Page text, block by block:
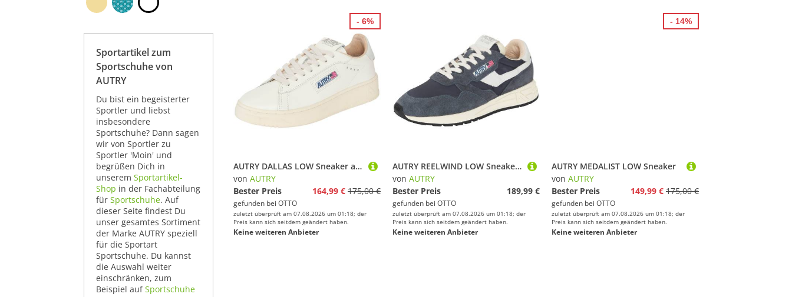
Sportartikel zum
Sportschuhe von
AUTRY
Du bist ein begeisterter
Sportler und liebst
insbesondere
Sportschuhe? Dann sagen
wir von Sportler zu
Sportler 'Moin' und
begrüßen Dich in
unserem Sportartikel-
Shop in der Fachabteilung
für Sportschuhe. Auf
dieser Seite findest Du
unser gesamtes Sortiment
der Marke AUTRY speziell
für die Sportart
Sportschuhe. Du kannst
die Auswahl weiter
einschränken, zum
Beispiel aufSportschuhe
AUTRY DALLAS LOW Sneaker aus Leder
von AUTRY
Bester Preis
164,99 € 175,00 €
gefunden bei OTTO
zuletzt überprüft am 07.08.2026 um 01:18; der
Preis kann sich seitdem geändert haben.
Keine weiteren Anbieter
- 6%
AUTRY REELWIND LOW Sneaker aus Leder
von AUTRY
Bester Preis
189,99 €
gefunden bei OTTO
zuletzt überprüft am 07.08.2026 um 01:18; der
Preis kann sich seitdem geändert haben.
Keine weiteren Anbieter
AUTRY MEDALIST LOW Sneaker
von AUTRY
Bester Preis
149,99 € 175,00 €
gefunden bei OTTO
zuletzt überprüft am 07.08.2026 um 01:18; der
Preis kann sich seitdem geändert haben.
Keine weiteren Anbieter
- 14%